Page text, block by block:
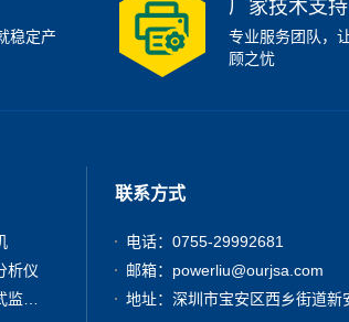
稳定产
厂家技术支持
专业服务团队，
顾之忧
析仪
固定在线式监测报警仪
联系方式
电话：0755-29992681
邮箱：powerliu@ourjsa.com